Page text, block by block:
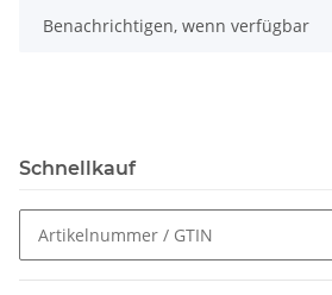
Benachrichtigen, wenn verfügbar
Schnellkauf